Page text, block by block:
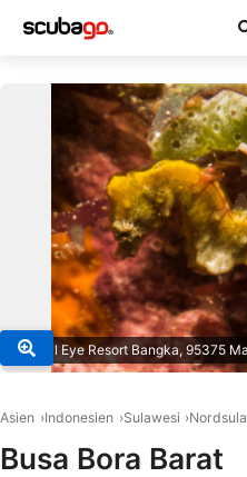
© Coral Eye Resort Bangka, 95375
Asien Indonesien Sulawesi
Busa Bora Barat